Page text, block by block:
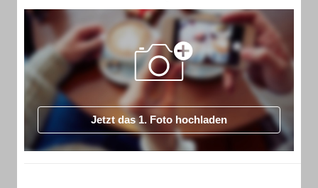
Jetzt das 1. Foto hochladen